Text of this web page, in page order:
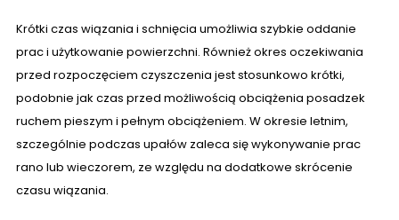
Krótki czas wiązania i schnięcia umożliwia szybkie oddanie
prac i użytkowanie powierzchni. Również okres oczekiwania
przed rozpoczęciem czyszczenia jest stosunkowo krótki,
podobnie jak czas przed możliwością obciążenia posadzek
ruchem pieszym i pełnym obciążeniem. W okresie letnim,
szczególnie podczas upałów zaleca się wykonywanie prac
rano lub wieczorem, ze względu na dodatkowe skrócenie
czasu wiązania.